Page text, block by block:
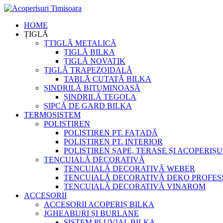
HOME
ȚIGLĂ
ȚTIGLĂ METALICĂ
ȚIGLĂ BILKA
ȚIGLĂ NOVATIK
ȚIGLĂ TRAPEZOIDALĂ
TABLĂ CUTATĂ BILKA
ȘINDRILĂ BITUMINOASĂ
ȘINDRILĂ TEGOLA
ȘIPCĂ DE GARD BILKA
TERMOSISTEM
POLISTIREN
POLISTIREN PT. FAȚADĂ
POLISTIREN PT. INTERIOR
POLISTIREN ȘAPE, TERASE ȘI
TENCUIALĂ DECORATIVĂ
TENCUIALĂ DECORATIVĂ WEBER
TENCUIALĂ DECORATIVĂ DEKO
TENCUIALĂ DECORATIVĂ VINAROM
ACCESORII
ACCESORII ACOPERIȘ BILKA
JGHEABURI ȘI BURLANE